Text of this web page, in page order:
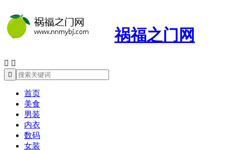
祸福之门网
 

首页
美食
男装
内衣
数码
女装